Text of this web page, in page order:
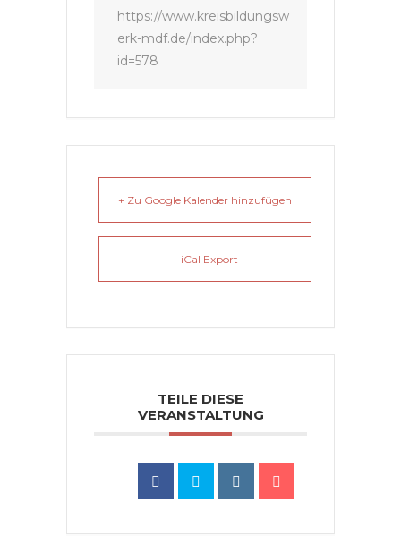
https://www.kreisbildungsw
erk-mdf.de/index.php?
id=578
+ Zu Google Kalender hinzufügen
+ iCal Export
TEILE DIESE
VERANSTALTUNG